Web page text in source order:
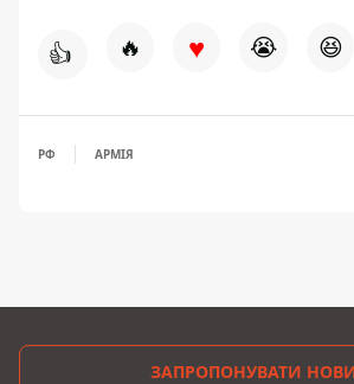
👍 🔥 ♥ 😭 😆
РФ АРМІЯ
ЗАПРОПОНУВАТИ